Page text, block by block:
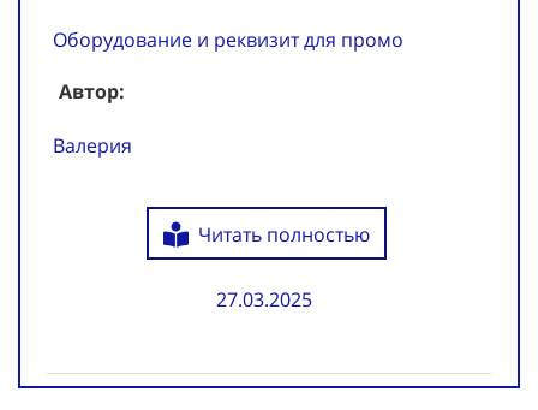
Оборудование и реквизит для промо
Автор:
Валерия
Читать полностью
27.03.2025